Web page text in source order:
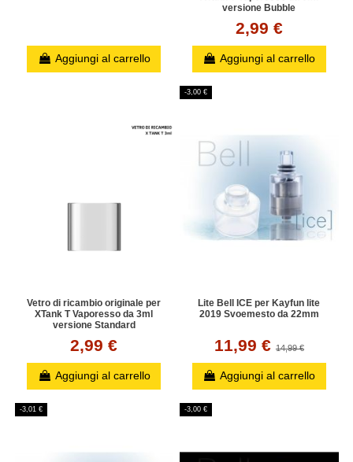
Aggiungi al carrello
versione Bubble
2,99 €
Aggiungi al carrello
Vetro di ricambio originale per
XTank T Vaporesso da 3ml
versione Standard
2,99 €
Aggiungi al carrello
-3,00 €
Lite Bell ICE per Kayfun lite
2019 Svoemesto da 22mm
11,99 € 14,99 €
Aggiungi al carrello
-3,01 € -3,00 €